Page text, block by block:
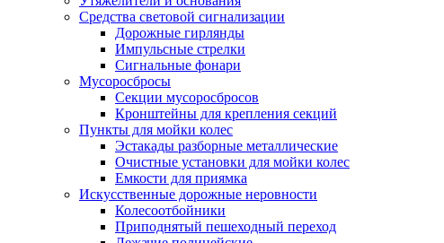
Средства световой сигнализации
Дорожные гирлянды
Импульсные стрелки
Сигнальные фонари
Мусоросбросы
Секции мусоросбросов
Кронштейны для крепления секций
Пункты для мойки колес
Эстакады разборные металлические
Очистные установки для мойки колес
Емкости для приямка
Искусственные дорожные неровности
Колесоотбойники
Приподнятый пешеходный переход